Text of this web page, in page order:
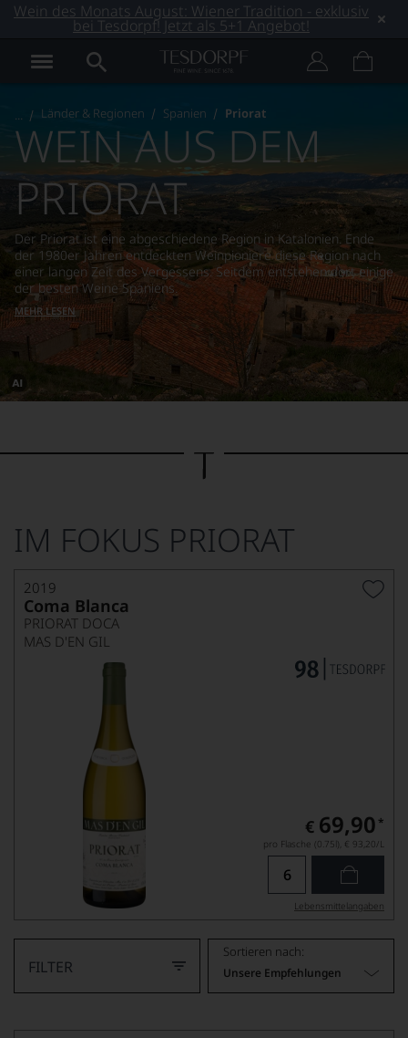
Wein des Monats August: Wiener Tradition - exklusiv
bei Tesdorpf! Jetzt als 5+1 Angebot!
Länder & Regionen Spanien Priorat
Dieses
von
WEIN AUS DEM
PRIORAT
Der Priorat ist eine abgeschiedene Region in Katalonien. Ende
der 1980er Jahren entdeckten Weinpioniere diese Region nach
einer langen Zeit des Vergessens. Seitdem entstehen dort einige
der besten Weine Spaniens.
MEHR LESEN
IM FOKUS PRIORAT
2019
Coma Blanca
PRIORAT DOCA
MAS D'EN GIL
€ 69,90 *
pro Flasche (0.75l), € 93,20/L
Lebensmittel­angaben
FILTER
Sortieren nach:
Unsere Empfehlungen